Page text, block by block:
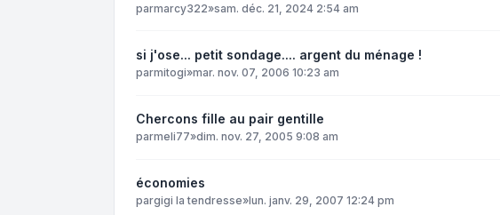
parmarcy322»sam. déc. 21, 2024 2:54 am
si j'ose... petit sondage.... argent du ménage !
parmitogi»mar. nov. 07, 2006 10:23 am
Chercons fille au pair gentille
parmeli77»dim. nov. 27, 2005 9:08 am
économies
pargigi la tendresse»lun. janv. 29, 2007 12:24 pm